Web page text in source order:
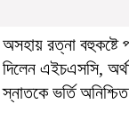
অসহায় রত্না বহুকষ্টে
দিলেন এইচএসসি,
স্নাতকে ভর্তি অনিশ্চিত